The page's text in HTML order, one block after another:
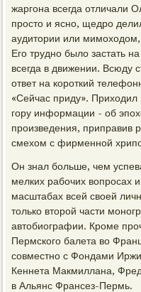
жаргона всегда отличали
просто и ясно, щедро
аудитории или
Его трудно было застать
всегда в движении. Всюду
ответ на короткий
«Сейчас приду».
гору информации - об
произведения, приправив
смехом с фирменной
Он знал больше, чем
мелких рабочих вопросах
масштабах всей своей
только второй части
автобиографии. Кроме
Пермского балета во
совместно с Фондами
Кеннета Макмиллана,
в Альянс Франсез-Пермь.